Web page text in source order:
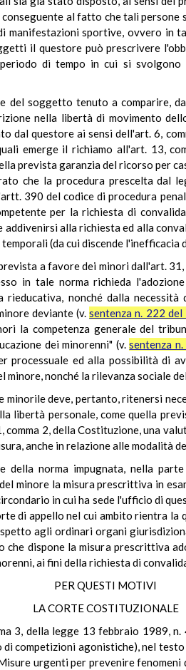
al fatto che tali
manifestazioni sportive, ovvero in
il questore può prescrivere
di tempo in cui si
del soggetto tenuto a comparire,
nella libertà di movimento
questore ai sensi dell'art. 6,
emerge il richiamo all'art. 13,
prevista garanzia del ricorso per
che la procedura prescelta dal
390 del codice di procedura
per la richiesta di
alla richiesta ed alla
(da cui discende l'inefficacia
a favore dei minori dall'art.
in tale norma richieda
rieducativa, nonché dalla
deviante (v.sentenza n. 222 del
la competenza generale del
dei minorenni" (v.sentenza
processuale ed alla possibilità di
nonché la rilevanza sociale
minorile deve, pertanto, ritenersi
libertà personale, come quella
2, della Costituzione, una
anche in relazione alle modalità
norma impugnata, nella
minore la misura prescrittiva in
in cui ha sede l'ufficio di
di appello nel cui ambito rientra la
agli ordinari organi
dispone la misura prescrittiva
ai fini della richiesta di
PER QUESTI MOTIVI
LA CORTE COSTITUZIONALE
3, della legge 13 febbraio 1989,
competizioni agonistiche), nel
urgenti per prevenire